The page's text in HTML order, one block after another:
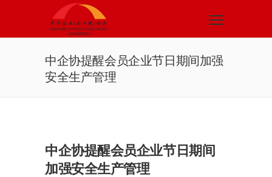
中企协提醒会员企业节日期间加强
安全生产管理
中企协提醒会员企业节日期间
加强安全生产管理